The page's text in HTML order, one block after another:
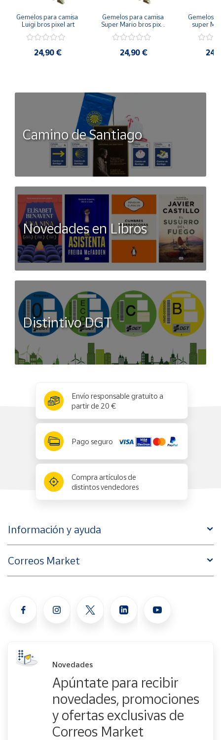
Gemelos para camisa
Luigi bros pixel art
24,90 €
Gemelos para camisa
Super Mario bros pixel
art
24,90 €
Gemelos
super
Luigi
Camino de Santiago
Novedades en Libros
Distintivo DGT
Envío responsable gratuito a
partir de 20 €
Pago seguro
Compra artículos de
distintos vendedores
Información y ayuda
Correos Market
Novedades
Apúntate para recibir
novedades, promociones
y ofertas exclusivas de
Correos Market